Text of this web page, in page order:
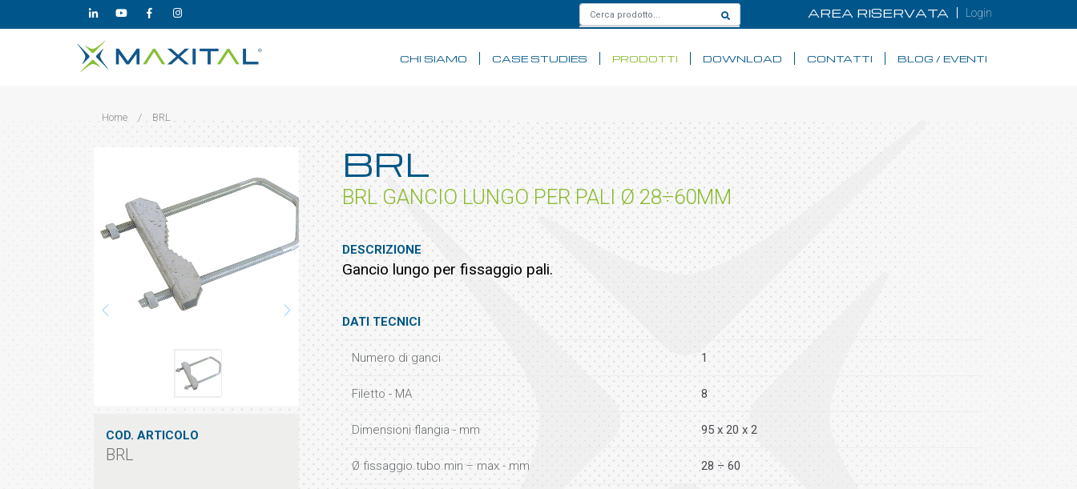
AREA RISERVATA Login
CHI SIAMO CASE STUDIES PRODOTTI DOWNLOAD CONTATTI BLOG / EVENTI
Home / BRL
COD. ARTICOLO
BRL
BRL
BRL GANCIO LUNGO PER PALI Ø 28÷60MM
DESCRIZIONE
Gancio lungo per fissaggio pali.
DATI TECNICI
Numero di ganci 1
Filetto - MA 8
Dimensioni flangia - mm 95 x 20 x 2
Ø fissaggio tubo min ÷ max - mm 28 ÷ 60